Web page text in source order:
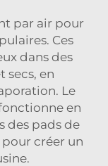
par air pour
Ces
dans des
secs, en
Le
en
des pads de
créer un